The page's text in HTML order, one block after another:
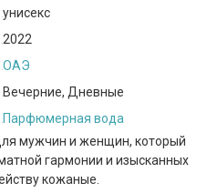
унисекс
2022
ОАЭ
Вечерние, Дневные
Парфюмерная вода
мужчин и женщин, который
гармонии и изысканных
кожаные.